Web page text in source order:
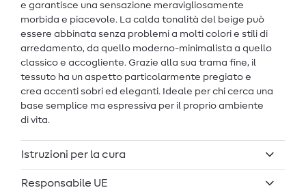
e garantisce una sensazione meravigliosamente
morbida e piacevole. La calda tonalità del beige può
essere abbinata senza problemi a molti colori e stili di
arredamento, da quello moderno-minimalista a quello
classico e accogliente. Grazie alla sua trama fine, il
tessuto ha un aspetto particolarmente pregiato e
crea accenti sobri ed eleganti. Ideale per chi cerca una
base semplice ma espressiva per il proprio ambiente
di vita.
Istruzioni per la cura
Responsabile UE